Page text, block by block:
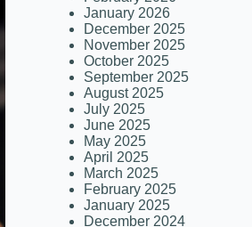
January 2026
December 2025
November 2025
October 2025
September 2025
August 2025
July 2025
June 2025
May 2025
April 2025
March 2025
February 2025
January 2025
December 2024